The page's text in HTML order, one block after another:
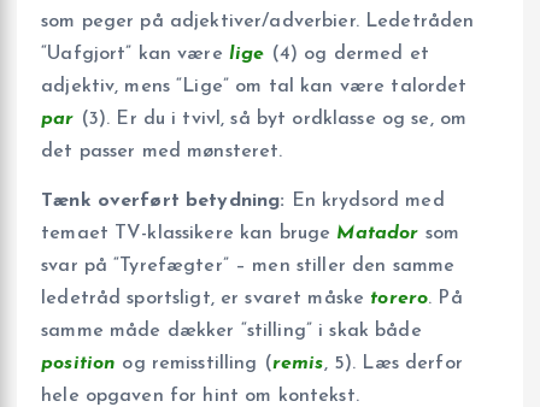
som peger på adjektiver/adverbier. Ledetråden
“Uafgjort” kan være lige (4) og dermed et
adjektiv, mens “Lige” om tal kan være talordet
par (3). Er du i tvivl, så byt ordklasse og se, om
det passer med mønsteret.
Tænk overført betydning: En krydsord med
temaet TV-klassikere kan bruge Matador som
svar på “Tyrefægter” – men stiller den samme
ledetråd sportsligt, er svaret måske torero. På
samme måde dækker “stilling” i skak både
position og remisstilling (remis, 5). Læs derfor
hele opgaven for hint om kontekst.